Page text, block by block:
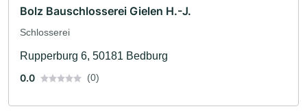
Bolz Bauschlosserei Gielen H.-J.
Schlosserei
Rupperburg 6, 50181 Bedburg
0.0
(0)